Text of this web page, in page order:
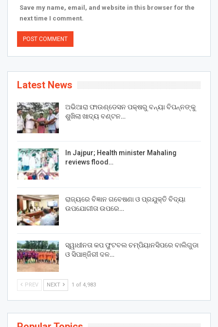
Save my name, email, and website in this browser for the
next time I comment.
Latest News
ଅଭିଆରା ଫାଉଣ୍ଡେସନ ପକ୍ଷରୁ ବନ୍ୟା ବିପନ୍ନଙ୍କୁ
ଶୁଖିଲା ଖାଦ୍ୟ ବଣ୍ଟନ…
In Jajpur; Health minister Mahaling
reviews flood…
ରାଜ୍ୟରେ ବିଜ୍ଞାନ ଗବେଷଣା ଓ ପ୍ରଯୁକ୍ତି ବିଦ୍ୟା
ଉପଯୋଗୀତା ଉପରେ…
ସ୍ୱାଧୀନତା କପ ଫୁଟବଲ ଚମ୍ପିୟାନସିପରେ ବାଲିଗୁଡା
ଓ ସିପାଞ୍ଜିରୀ ଦଳ…
PREV NEXT 1 of 4,983